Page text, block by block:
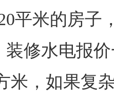
平米的房子
装修水电报
米，如果复